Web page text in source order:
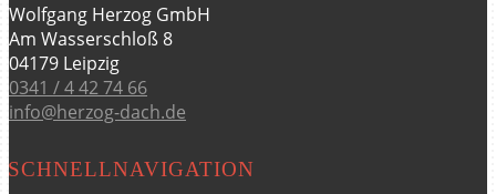
Wolfgang Herzog GmbH
Am Wasserschloß 8
04179 Leipzig
0341 / 4 42 74 66
info@herzog-dach.de
SCHNELLNAVIGATION